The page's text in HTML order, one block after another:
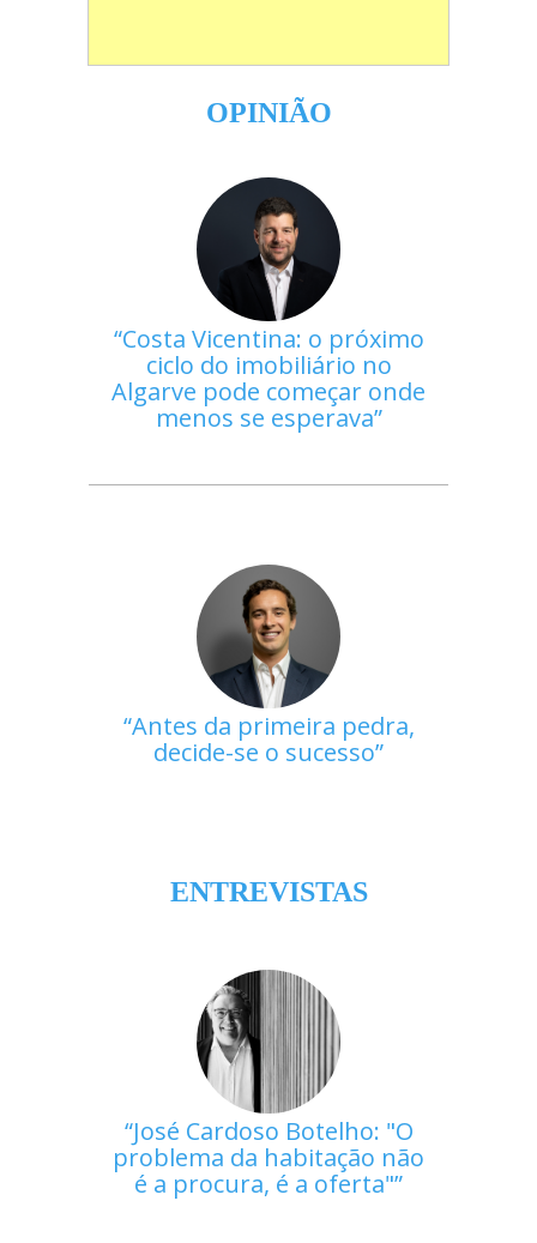
OPINIÃO
Costa Vicentina: o próximo
ciclo do imobiliário no
Algarve pode começar onde
menos se esperava
Antes da primeira pedra,
decide-se o sucesso
ENTREVISTAS
José Cardoso Botelho: "O
problema da habitação não
é a procura, é a oferta"